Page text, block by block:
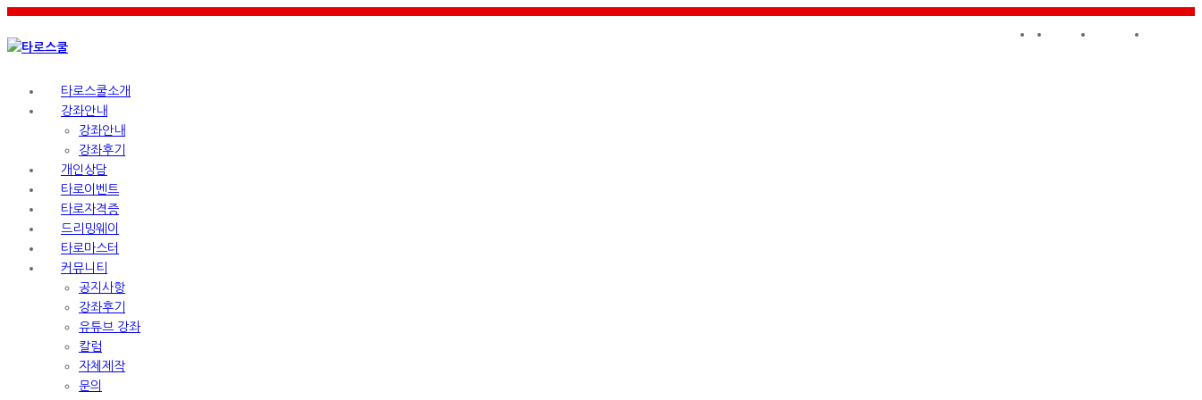
홈 로그인 회원가입
타로스쿨소개
강좌안내
강좌안내
강좌후기
개인상담
타로이벤트
타로자격증
드리밍웨이
타로마스터
커뮤니티
공지사항
강좌후기
유튜브 강좌
칼럼
자체제작
문의